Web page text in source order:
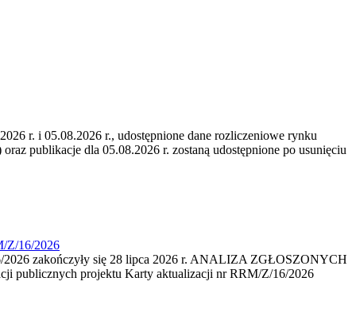
r. i 05.08.2026 r., udostępnione dane rozliczeniowe rynku
publikacje dla 05.08.2026 r. zostaną udostępnione po usunięciu
Z/16/2026
zakończyły się 28 lipca 2026 r. ANALIZA ZGŁOSZONYCH
publicznych projektu Karty aktualizacji nr RRM/Z/16/2026